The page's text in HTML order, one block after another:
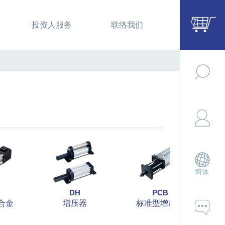
投资人服务 联络我们
金
DH
增压器
PCB
标准型增压缸
简体